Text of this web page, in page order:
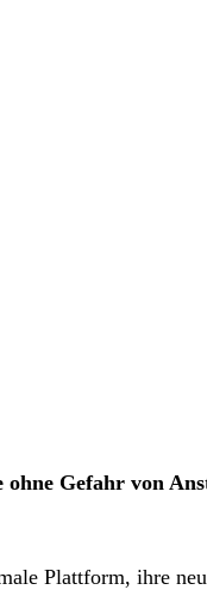
Gefahr von
Plattform, ihre